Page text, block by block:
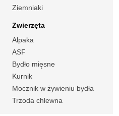
Ziemniaki
Zwierzęta
Alpaka
ASF
Bydło mięsne
Kurnik
Mocznik w żywieniu bydła
Trzoda chlewna